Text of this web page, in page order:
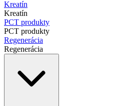
Kreatín
Kreatín
PCT produkty
PCT produkty
Regenerácia
Regenerácia